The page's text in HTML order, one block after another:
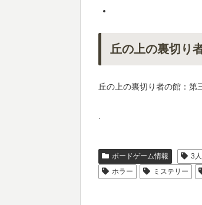
丘の上の裏切り
丘の上の裏切り者の館：第
.
ボードゲーム情報 3人
ホラー
ミステリー